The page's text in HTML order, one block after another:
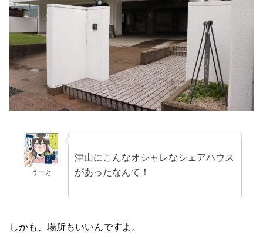
うーと
津山にこんなオシャレなシェアハウス
があったなんて！
しかも、場所もいいんですよ。